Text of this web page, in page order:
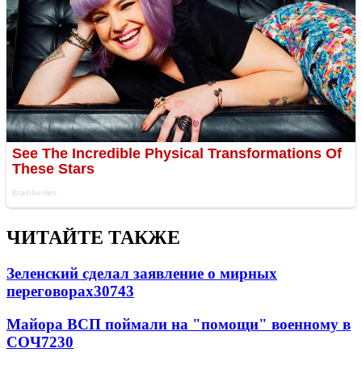
ЧИТАЙТЕ ТАКЖЕ
Зеленский сделал заявление о мирных
переговорах30743
Майора ВСП поймали на "помощи" военному в
СОЧ7230